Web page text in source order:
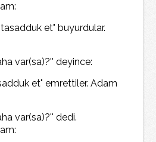
et" buyurdular.
var(sa)?'' deyince:
et" emrettiler. Adam
var(sa)?'' dedi.